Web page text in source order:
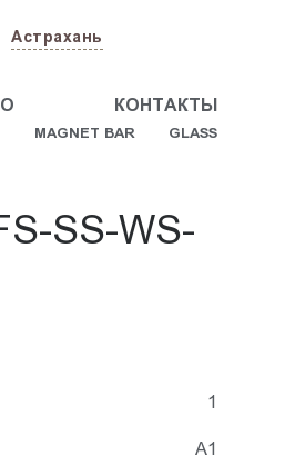
Астрахань
КОНТАКТЫ
MAGNET BAR GLASS
SS-WS-
1
А1